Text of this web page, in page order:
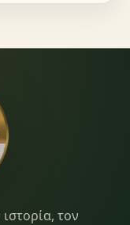
τον